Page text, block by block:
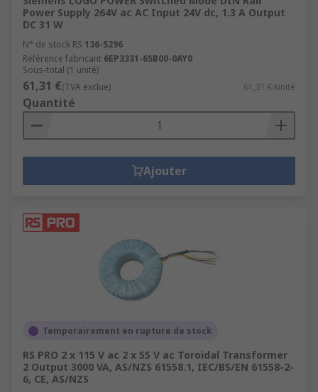
Power Supply 264V ac AC Input 24V dc, 1.3 A Output
DC 31 W
N° de stock RS 136-5296
Référence fabricant 6EP3331-6SB00-0AY0
Sous-total (1 unité)
61,31 €(TVA exclue) 61,31 €/unité
Quantité
Ajouter
Temporairement en rupture de stock
RS PRO 2 x 115 V ac 2 x 55 V ac Toroidal Transformer
2 Output 3000 VA, AS/NZS 61558.1, IEC/BS/EN 61558-2-
6, CE, AS/NZS